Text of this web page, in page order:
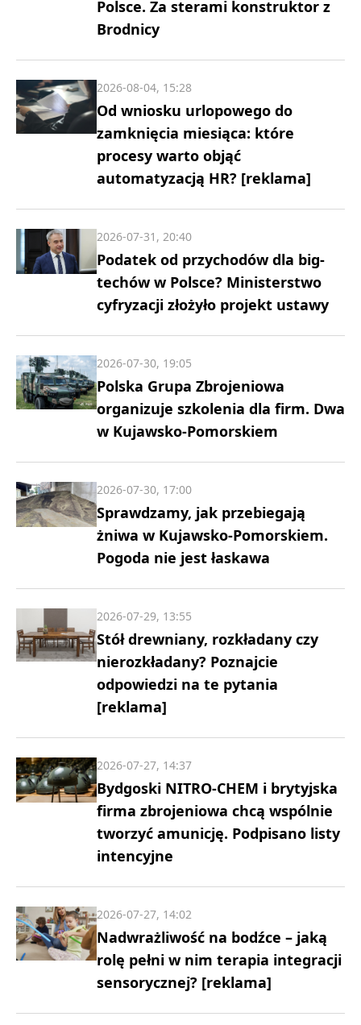
Polsce. Za sterami konstruktor z
Brodnicy
Od wniosku urlopowego do
zamknięcia miesiąca: które
procesy warto objąć
automatyzacją HR? [reklama]
2026-08-04, 15:28
Podatek od przychodów dla big-
techów w Polsce? Ministerstwo
cyfryzacji złożyło projekt ustawy
2026-07-31, 20:40
Polska Grupa Zbrojeniowa
organizuje szkolenia dla firm. Dwa
w Kujawsko-Pomorskiem
2026-07-30, 19:05
Sprawdzamy, jak przebiegają
żniwa w Kujawsko-Pomorskiem.
Pogoda nie jest łaskawa
2026-07-30, 17:00
Stół drewniany, rozkładany czy
nierozkładany? Poznajcie
odpowiedzi na te pytania
[reklama]
2026-07-29, 13:55
Bydgoski NITRO-CHEM i brytyjska
firma zbrojeniowa chcą wspólnie
tworzyć amunicję. Podpisano listy
intencyjne
2026-07-27, 14:37
Nadwrażliwość na bodźce – jaką
rolę pełni w nim terapia integracji
sensorycznej? [reklama]
2026-07-27, 14:02